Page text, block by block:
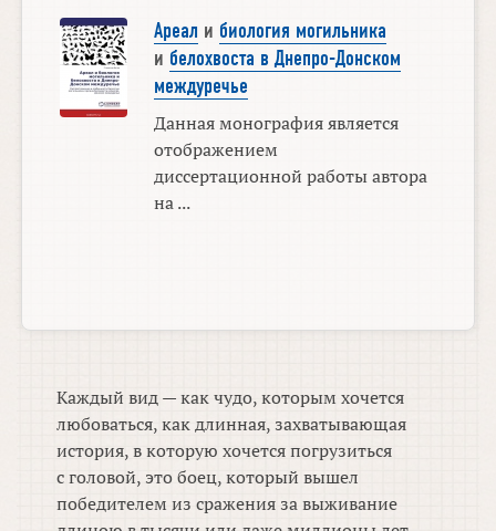
Ареал и биология могильника
и белохвоста в Днепро-Донском
междуречье
Данная монография является
отображением
диссертационной работы автора
на ...
Каждый вид — как чудо, которым хочется
любоваться, как длинная, захватывающая
история, в которую хочется погрузиться
с головой, это боец, который вышел
победителем из сражения за выживание